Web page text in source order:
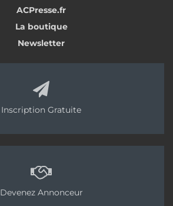
ACPresse.fr
La boutique
Newsletter
Inscription Gratuite
Devenez Annonceur